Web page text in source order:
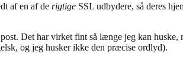
af en af de rigtige SSL udbydere, så deres
Det har virket fint så længe jeg kan
og jeg husker ikke den præcise ordlyd).